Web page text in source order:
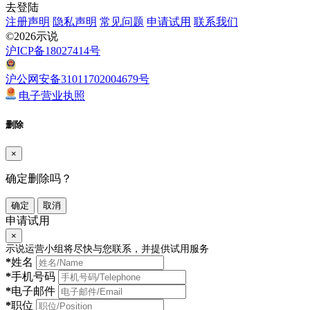
去登陆
注册声明 隐私声明 常见问题 申请试用 联系我们
©2026示说
沪ICP备18027414号
沪公网安备31011702004679号
电子营业执照
删除
×
确定删除吗？
确定 取消
申请试用
×
示说运营小组将尽快与您联系，并提供试用服务
*姓名
*手机号码
*电子邮件
*职位